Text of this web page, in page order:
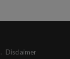
Disclaimer